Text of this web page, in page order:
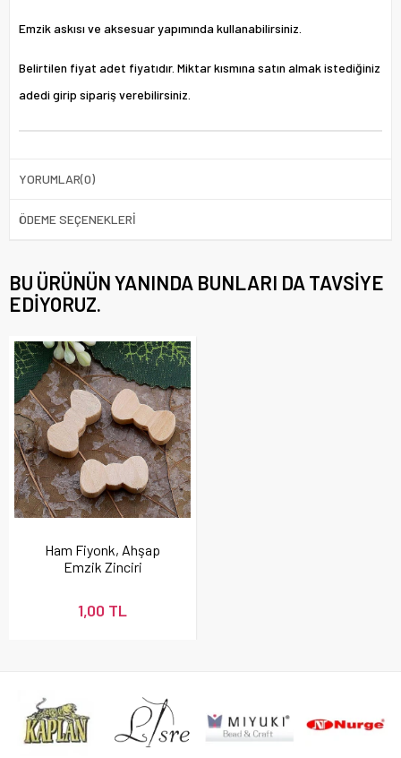
Emzik askısı ve aksesuar yapımında kullanabilirsiniz.
Belirtilen fiyat adet fiyatıdır. Miktar kısmına satın almak istediğiniz
adedi girip sipariş verebilirsiniz.
YORUMLAR(0)
ÖDEME SEÇENEKLERI
BU ÜRÜNÜN YANINDA BUNLARI DA TAVSIYE
EDIYORUZ.
Ham Fiyonk, Ahşap
Emzik Zinciri
1,00 TL